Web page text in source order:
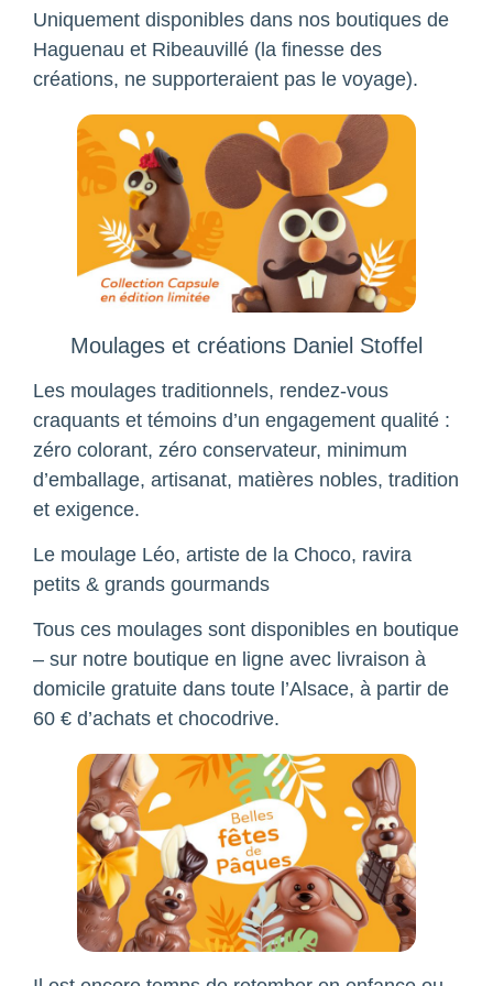
Uniquement disponibles dans nos boutiques de
Haguenau et Ribeauvillé (la finesse des
créations, ne supporteraient pas le voyage).
Moulages et créations Daniel Stoffel
Les moulages traditionnels, rendez-vous
craquants et témoins d’un engagement qualité :
zéro colorant, zéro conservateur, minimum
d’emballage, artisanat, matières nobles, tradition
et exigence.
Le moulage Léo, artiste de la Choco, ravira
petits & grands gourmands
Tous ces moulages sont disponibles en boutique
– sur notre boutique en ligne avec livraison à
domicile gratuite dans toute l’Alsace, à partir de
60 € d’achats et chocodrive.